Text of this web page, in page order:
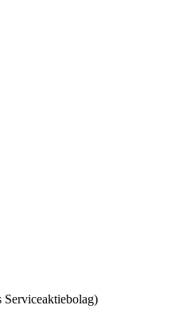
Serviceaktiebolag)